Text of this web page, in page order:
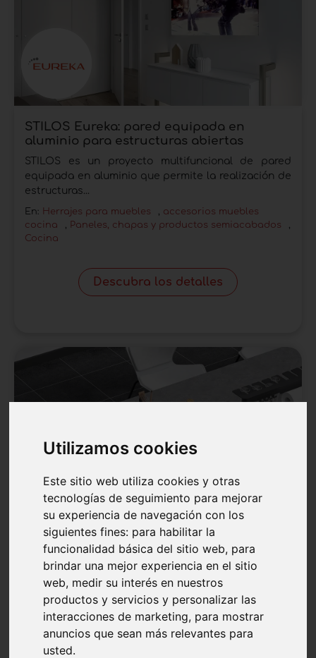
Utilizamos cookies
Este sitio web utiliza cookies y otras
tecnologías de seguimiento para mejorar
su experiencia de navegación con los
siguientes fines: para habilitar la
funcionalidad básica del sitio web, para
brindar una mejor experiencia en el sitio
web, medir su interés en nuestros
productos y servicios y personalizar las
interacciones de marketing, para mostrar
anuncios que sean más relevantes para
usted.
STILOS Eureka: pared equipada en
aluminio para estructuras abiertas
STILOS es un proyecto multifuncional de pared
equipada en aluminio que permite la realización de
estructuras...
En: Herrajes para muebles , accesorios muebles
cocina
, Paneles, chapas y productos semiacabados
,
Cocina
Descubra los detalles
Ponte di Ossicolor: sistema accesorizable
para islas y penínsulas de cocina
El proyecto Ponte nace para responder a las
necesidades de la cocina contemporánea, donde
organización...
Herrajes para muebles , accesorios muebles
Cocina